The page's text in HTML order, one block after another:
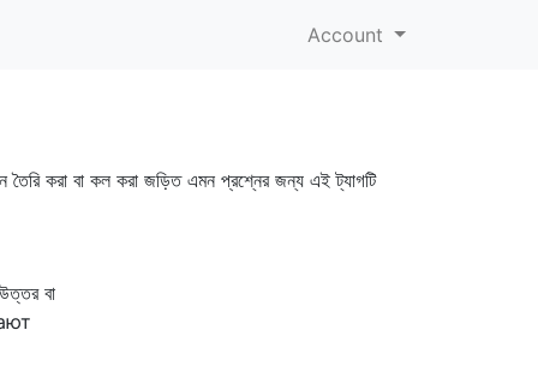
Account
তৈরি করা বা কল করা জড়িত এমন প্রশ্নের জন্য এই ট্যাগটি
বা